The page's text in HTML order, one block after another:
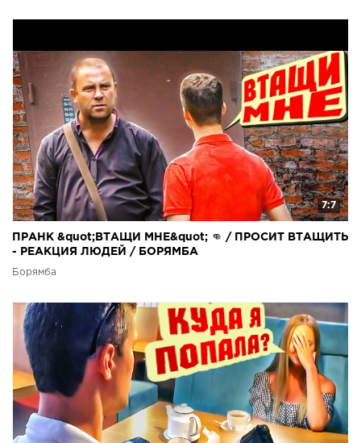
7:7
ПРАНК &quot;ВТАЩИ МНЕ&quot; 👊 / ПРОСИТ ВТАЩИТЬ
- РЕАКЦИЯ ЛЮДЕЙ / БОРЯМБА
Борямба